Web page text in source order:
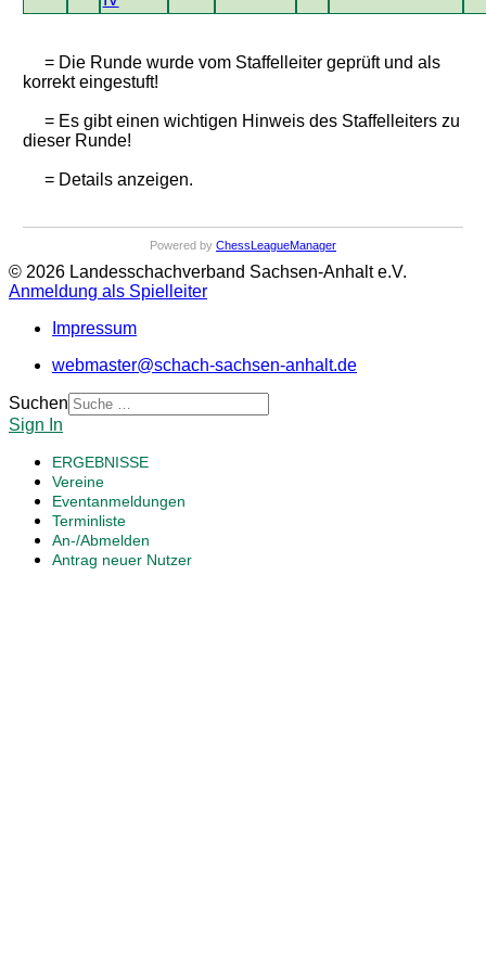
= Die Runde wurde vom Staffelleiter geprüft und als
korrekt eingestuft!
= Es gibt einen wichtigen Hinweis des Staffelleiters zu
dieser Runde!
= Details anzeigen.
Powered by ChessLeagueManager
© 2026 Landesschachverband Sachsen-Anhalt e.V.
Anmeldung als Spielleiter
Impressum
webmaster@schach-sachsen-anhalt.de
Suchen
Sign In
ERGEBNISSE
Vereine
Eventanmeldungen
Terminliste
An-/Abmelden
Antrag neuer Nutzer